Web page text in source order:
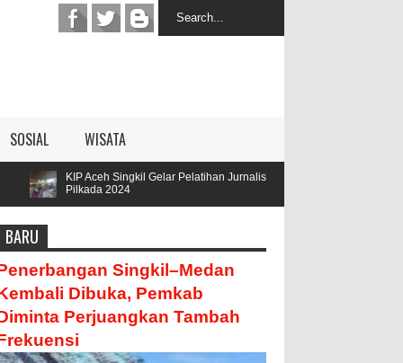
SOSIAL WISATA
Gelar Pelatihan Jurnalis
Parengge Rengge Mendatangi
BARU
Singkil–Medan
Dibuka, Pemkab
Perjuangkan Tambah